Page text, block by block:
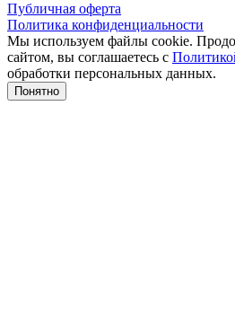
Публичная оферта
Политика конфиденциальности
Мы используем файлы cookie.
сайтом, вы соглашаетесь с
обработки персональных данных.
Понятно